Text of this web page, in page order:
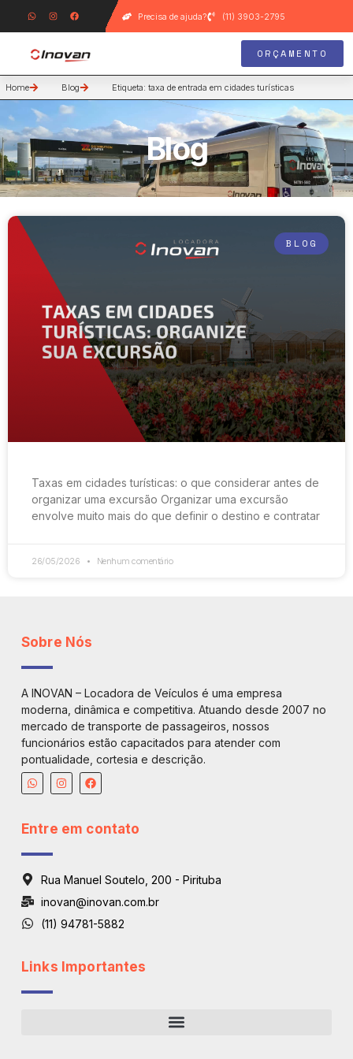
Precisa de ajuda? (11) 3903-2795
ORÇAMENTO
Home Blog Etiqueta: taxa de entrada em cidades turísticas
Blog
BLOG
Taxas em cidades turísticas: o que considerar antes de
organizar uma excursão Organizar uma excursão
envolve muito mais do que definir o destino e contratar
26/05/2026 Nenhum comentário
Sobre Nós
A INOVAN – Locadora de Veículos é uma empresa
moderna, dinâmica e competitiva. Atuando desde 2007 no
mercado de transporte de passageiros, nossos
funcionários estão capacitados para atender com
pontualidade, cortesia e descrição.
Entre em contato
Rua Manuel Soutelo, 200 - Pirituba
inovan@inovan.com.br
(11) 94781-5882
Links Importantes